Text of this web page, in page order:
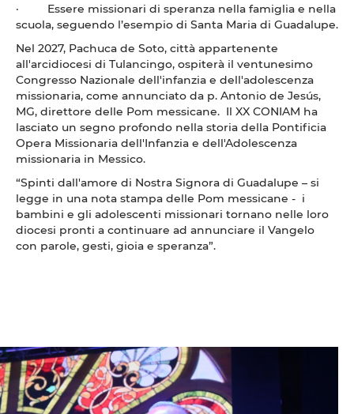
· Essere missionari di speranza nella famiglia e nella
scuola, seguendo l’esempio di Santa Maria di Guadalupe.
Nel 2027, Pachuca de Soto, città appartenente
all'arcidiocesi di Tulancingo, ospiterà il ventunesimo
Congresso Nazionale dell'infanzia e dell'adolescenza
missionaria, come annunciato da p. Antonio de Jesús,
MG, direttore delle Pom messicane. Il XX CONIAM ha
lasciato un segno profondo nella storia della Pontificia
Opera Missionaria dell'Infanzia e dell'Adolescenza
missionaria in Messico.
“Spinti dall'amore di Nostra Signora di Guadalupe – si
legge in una nota stampa delle Pom messicane - i
bambini e gli adolescenti missionari tornano nelle loro
diocesi pronti a continuare ad annunciare il Vangelo
con parole, gesti, gioia e speranza”.